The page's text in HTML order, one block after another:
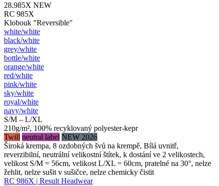
28.985X NEW
RC 985X
Klobouk "Reversible"
white/​white
black/​white
grey/​white
bottle/​white
orange/​white
red/​white
pink/​white
sky/​white
royal/​white
navy/​white
S/M – L/XL
210g/m², 100% recyklovaný polyester-kepr
Twill neutral label NEW 2026
Široká krempa, 8 ozdobných švů na krempě, Bílá uvnitř,
reverzibilní, neutrální velikostní štítek, k dostání ve 2 velikostech,
velikost S/M = 56cm, velikost L/XL = 60cm, pratelné na 30°, nelze
žehlit, nelze sušit v sušičce, nelze chemicky čistit
RC 986X | Result Headwear